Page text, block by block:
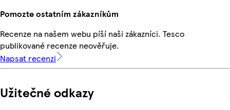
Pomozte ostatním zákazníkům
Recenze na našem webu píší naši zákazníci. Tesco
publikované recenze neověřuje.
Napsat recenzi
Užitečné odkazy